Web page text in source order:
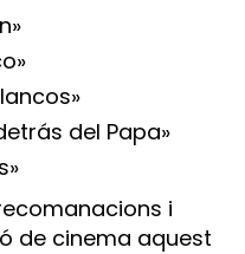
del Papa»
i
de cinema aquest